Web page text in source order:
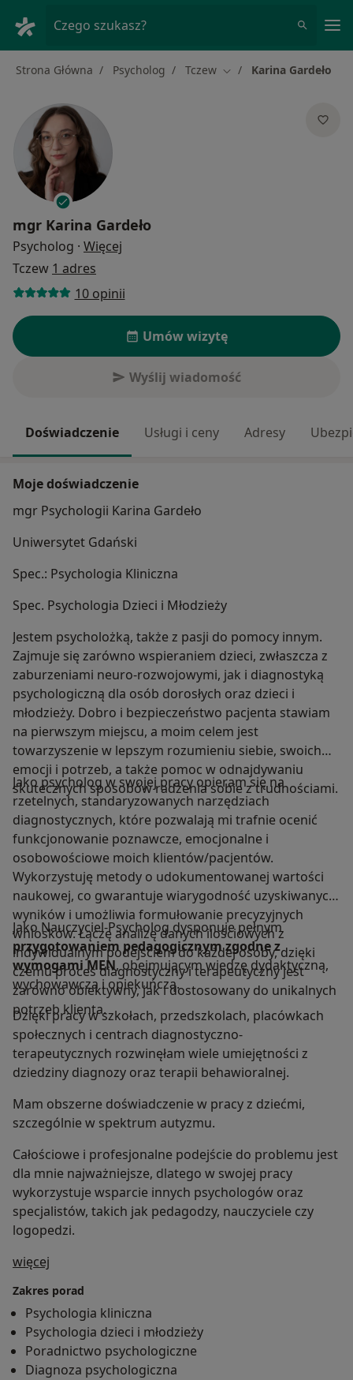
Czego szukasz?
Strona Główna Psycholog Tczew Zmień miasto
Karina Gardeło
mgr Karina Gardeło
Psycholog · Więcej
Tczew 1 adres
10 opinii
Umów wizytę
Wyślij wiadomość
Doświadczenie Usługi i ceny Adresy
Moje doświadczenie
mgr Psychologii Karina Gardeło
Uniwersytet Gdański
Spec.: Psychologia Kliniczna
Spec. Psychologia Dzieci i Młodzieży
Jestem psycholożką, także z pasji do pomocy innym.
Zajmuje się zarówno wspieraniem dzieci, zwłaszcza z
zaburzeniami neuro-rozwojowymi, jak i diagnostyką
psychologiczną dla osób dorosłych oraz dzieci i
młodzieży. Dobro i bezpieczeństwo pacjenta stawiam
na pierwszym miejscu, a moim celem jest
towarzyszenie w lepszym rozumieniu siebie, swoich
emocji i potrzeb, a także pomoc w odnajdywaniu
skutecznych sposobów radzenia sobie z trudnościami.
Jako psycholog w swojej pracy opieram się na
rzetelnych, standaryzowanych narzędziach
diagnostycznych, które pozwalają mi trafnie ocenić
funkcjonowanie poznawcze, emocjonalne i
osobowościowe moich klientów/pacjentów.
Wykorzystuję metody o udokumentowanej wartości
naukowej, co gwarantuje wiarygodność uzyskiwanych
wyników i umożliwia formułowanie precyzyjnych
wniosków. Łączę analizę danych ilościowych z
indywidualnym podejściem do każdej osoby, dzięki
czemu proces diagnostyczny i terapeutyczny jest
zarówno obiektywny, jak i dostosowany do unikalnych
potrzeb klienta.
Jako Nauczyciel-Psycholog dysponuje pełnym
przygotowaniem pedagogicznymzgodne z
wymogami MEN, obejmującym wiedzę dydaktyczną,
wychowawczą i opiekuńczą.
Dzięki pracy w szkołach, przedszkolach, placówkach
społecznych i centrach diagnostyczno-
terapeutycznych rozwinęłam wiele umiejętności z
dziedziny diagnozy oraz terapii behawioralnej.
Mam obszerne doświadczenie w pracy z dziećmi,
szczególnie w spektrum autyzmu.
Całościowe i profesjonalne podejście do problemu jest
dla mnie najważniejsze, dlatego w swojej pracy
wykorzystuje wsparcie innych psychologów oraz
specjalistów, takich jak pedagodzy, nauczyciele czy
logopedzi.
więcej
Zakres porad
Psychologia kliniczna
Psychologia dzieci i młodzieży
Poradnictwo psychologiczne
Diagnoza psychologiczna